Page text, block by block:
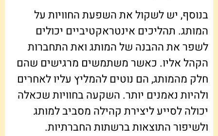
בנוסף, יש לשקול את השפעת החוויות על
המותג. תהליכים אינטראקטיביים יכולים
לשפר את ההבנה של המותג ואת התחברות
הקהל אליו. כאשר משתמשים מרגישים שהם
חלק מהמותג, הם נוטים להמליץ עליו לאחרים
ולהיות נאמנים יותר. השקעה בחוויות שכאלה
יכולה לסייע ליצירת קהילה מסביב למותג
ולשיפור התוצאות ברשתות החברתיות.